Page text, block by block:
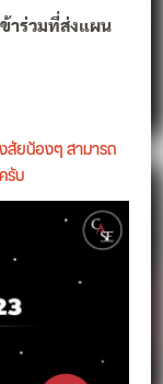
าร่วมที่ส่งแผน
สัยน้องๆ สามารถ
รับ